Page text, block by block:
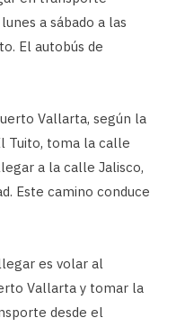
a sábado a las
El autobús de
Vallarta, según la
Tuito, toma la calle
a la calle Jalisco,
Este camino conduce
es volar al
Vallarta y tomar la
desde el